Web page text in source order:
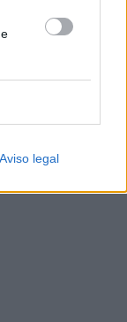
Aviso legal